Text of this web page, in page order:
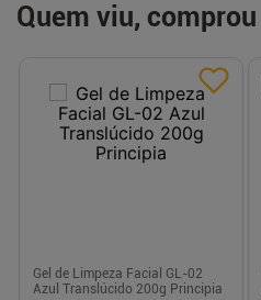
Quem viu, comprou
Gel de Limpeza Facial GL-02
Azul Translúcido 200g Principia